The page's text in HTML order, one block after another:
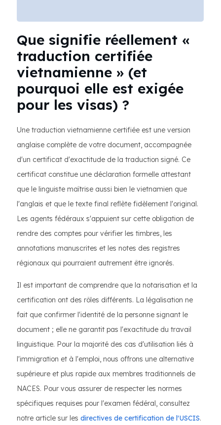
Que signifie réellement «
traduction certifiée
vietnamienne » (et
pourquoi elle est exigée
pour les visas) ?
Une traduction vietnamienne certifiée est une version
anglaise complète de votre document, accompagnée
d'un certificat d'exactitude de la traduction signé. Ce
certificat constitue une déclaration formelle attestant
que le linguiste maîtrise aussi bien le vietnamien que
l'anglais et que le texte final reflète fidèlement l'original.
Les agents fédéraux s'appuient sur cette obligation de
rendre des comptes pour vérifier les timbres, les
annotations manuscrites et les notes des registres
régionaux qui pourraient autrement être ignorés.
Il est important de comprendre que la notarisation et la
certification ont des rôles différents. La légalisation ne
fait que confirmer l'identité de la personne signant le
document ; elle ne garantit pas l'exactitude du travail
linguistique. Pour la majorité des cas d'utilisation liés à
l'immigration et à l'emploi, nous offrons une alternative
supérieure et plus rapide aux membres traditionnels de
NACES. Pour vous assurer de respecter les normes
spécifiques requises pour l'examen fédéral, consultez
notre article sur les directives de certification de l'USCIS.